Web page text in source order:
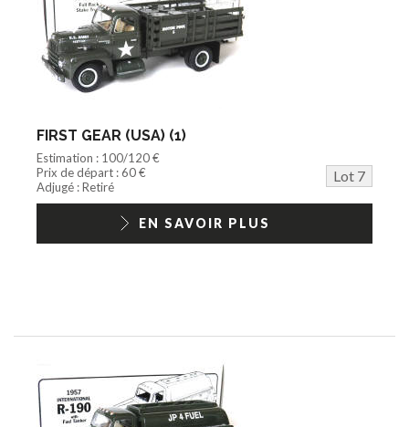
FIRST GEAR (USA) (1)
Estimation : 100/120 €
Prix de départ : 60 €
Lot 7
Adjugé : Retiré
EN SAVOIR PLUS